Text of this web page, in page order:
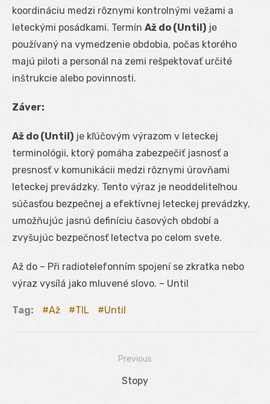
koordináciu medzi rôznymi kontrolnými vežami a
leteckými posádkami. Termín Až do (Until) je
používaný na vymedzenie obdobia, počas ktorého
majú piloti a personál na zemi rešpektovať určité
inštrukcie alebo povinnosti.
Záver:
Až do (Until) je kľúčovým výrazom v leteckej
terminológii, ktorý pomáha zabezpečiť jasnosť a
presnosť v komunikácii medzi rôznymi úrovňami
leteckej prevádzky. Tento výraz je neoddeliteľnou
súčasťou bezpečnej a efektívnej leteckej prevádzky,
umožňujúc jasnú definíciu časových období a
zvyšujúc bezpečnosť letectva po celom svete.
Až do – Při radiotelefonním spojení se zkratka nebo
výraz vysílá jako mluvené slovo. – Until
Tag: Až TIL Until
Previous
Previous
Stopy